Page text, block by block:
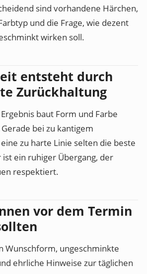
sind vorhandene Härchen,
und die Frage, wie dezent
wirken soll.
entsteht durch
Zurückhaltung
baut Form und Farbe
bei zu kantigem
zu harte Linie selten die beste
ist ein ruhiger Übergang, der
respektiert.
vor dem Termin
Wunschform, ungeschminkte
ehrliche Hinweise zur täglichen